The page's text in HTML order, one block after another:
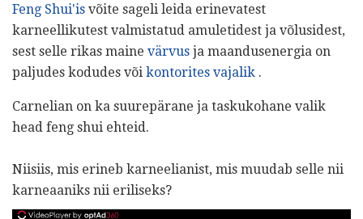
Feng Shui'is võite sageli leida erinevatest
karneellikutest valmistatud amuletidest ja võlusidest,
sest selle rikas maine värvus ja maandusenergia on
paljudes kodudes või kontorites vajalik .
Carnelian on ka suurepärane ja taskukohane valik
head feng shui ehteid.
Niisiis, mis erineb karneelianist, mis muudab selle nii
karneaaniks nii eriliseks?